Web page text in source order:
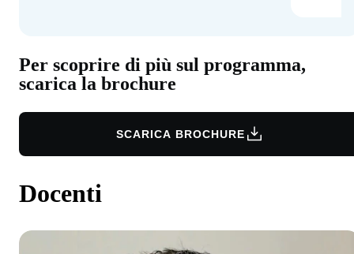
Per scoprire di più sul programma,
scarica la brochure
SCARICA BROCHURE
Docenti